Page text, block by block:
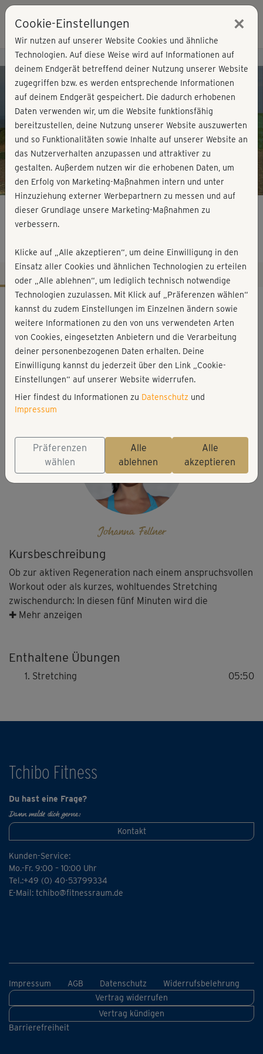
Play
Video
Kursvorschau - Jetzt mitmachen!
Step Workout - Stretching
Kursbeschreibung
Ob zur aktiven Regeneration nach einem anspruchsvollen
Workout oder als kurzes, wohltuendes Stretching
zwischendurch: In diesen fünf Minuten wird die
beanspruchte Muskulatur gelockert und gedehnt.
Workout - Cooldown".
✚ Mehr anzeigen
Enthaltene Übungen
Stretching 05:50
Workout-Facts
mittelschwer
6 Min
11 kcal
Johanna Fellner
Step
Johanna Fellner
Tchibo Fitness
Du hast eine Frage?
Dann melde dich gerne:
Kontakt
Kunden-Service:
Mo.-Fr. 9:00 – 10:00 Uhr
Tel.:+49 (0) 40-53799334
E-Mail: tchibo@fitnessraum.de
Impressum AGB Datenschutz
Widerrufsbelehrung
Vertrag widerrufen
Vertrag kündigen
Barrierefreiheit
Cookie-Einstellungen ×
Wir nutzen auf unserer Website Cookies und ähnliche
Technologien. Auf diese Weise wird auf Informationen auf
deinem Endgerät betreffend deiner Nutzung unserer Website
zugegriffen bzw. es werden entsprechende Informationen
auf deinem Endgerät gespeichert. Die dadurch erhobenen
Daten verwenden wir, um die Website funktionsfähig
bereitzustellen, deine Nutzung unserer Website auszuwerten
und so Funktionalitäten sowie Inhalte auf unserer Website an
das Nutzerverhalten anzupassen und attraktiver zu
gestalten. Außerdem nutzen wir die erhobenen Daten, um
den Erfolg von Marketing-Maßnahmen intern und unter
Hinzuziehung externer Werbepartnern zu messen und auf
dieser Grundlage unsere Marketing-Maßnahmen zu
verbessern.
Klicke auf „Alle akzeptieren“, um deine Einwilligung in den
Einsatz aller Cookies und ähnlichen Technologien zu erteilen
oder „Alle ablehnen“, um lediglich technisch notwendige
Technologien zuzulassen. Mit Klick auf „Präferenzen wählen“
kannst du zudem Einstellungen im Einzelnen ändern sowie
weitere Informationen zu den von uns verwendeten Arten
von Cookies, eingesetzten Anbietern und die Verarbeitung
deiner personenbezogenen Daten erhalten. Deine
Einwilligung kannst du jederzeit über den Link „Cookie-
Einstellungen“ auf unserer Website widerrufen.
Hier findest du Informationen zu Datenschutz und
Impressum
Präferenzen
wählen
Alle
ablehnen
Alle
akzeptieren